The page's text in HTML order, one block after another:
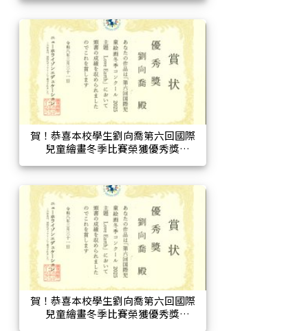
賀！恭喜本校學生劉向喬第六回國際
兒童繪畫冬季比賽榮獲優秀獎
賀！恭喜本校學生劉向喬第六回國際
兒童繪畫冬季比賽榮獲優秀獎